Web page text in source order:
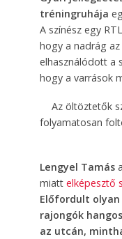
tréningruhája
A színész egy
hogy a nadrág
elhasználódott a
hogy a varrások
Az öltöztetők
folyamatosan
Lengyel Tamás
miatt elképesztő
Előfordult
rajongók
az utcán,